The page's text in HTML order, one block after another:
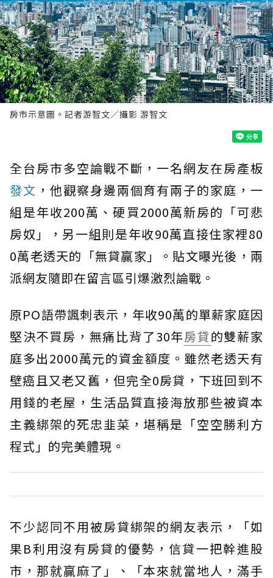
房市示意圖。記者游智文／攝影 游智文
全台房市多空論戰不斷，一名網友在房產板
發文 ，他觀察身邊兩個育有兩子的家庭，一
組是年收200萬、硬買2000萬新房的「可悲
房奴」，另一組則是年收90萬直接住家裡80
0萬老透天的「無貸贏家」。貼文曝光後，兩
派網友隨即在留言區引爆激烈論戰。
原PO語帶諷刺表示，年收90萬的單薪家庭因
堅決不買房，無痛比背了30年房貸的雙薪家
庭多出2000萬元的資金額度。雖然老透天有
壁癌且又老又舊，但完全0房貸，下班回到不
用錢的老屋，生活品質直接海放那些被資本
主義綁架的死忠韭菜，堪稱是「空空勝利方
程式」的完美體現。
不少認同不用被房貸綁架的網友表示，「如
果B利用沒有房貸的優勢，信貸一把幹進股
市，那就贏麻了」、「本來就當地人，滿手